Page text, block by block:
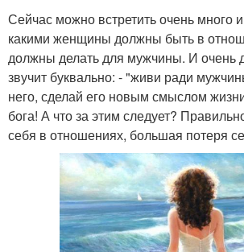
Сейчас можно встретить очень много
какими женщины должны быть в
должны делать для мужчины. И очень
звучит буквально: - "живи ради
него, сделай его новым смыслом
бога! А что за этим следует?
себя в отношениях, большая потеря